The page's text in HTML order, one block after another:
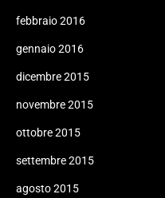
febbraio 2016
gennaio 2016
dicembre 2015
novembre 2015
ottobre 2015
settembre 2015
agosto 2015